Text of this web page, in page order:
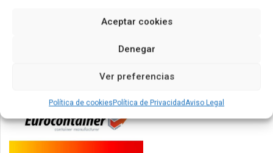
Aceptar cookies
Denegar
Ver preferencias
Política de cookiesPolítica de PrivacidadAviso Legal